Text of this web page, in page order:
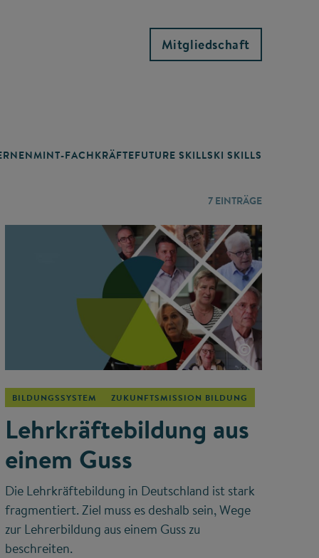
Mitgliedschaft
MINT-FACHKRÄFTEFUTURE SKILLSKI SKILLS
7 EINTRÄGE
©
BILDUNGSSYSTEM ZUKUNFTSMISSION BILDUNG
Lehrkräftebildung aus
einem Guss
Die Lehrkräftebildung in Deutschland ist stark
fragmentiert. Ziel muss es deshalb sein, Wege
zur Lehrerbildung aus einem Guss zu
beschreiten.